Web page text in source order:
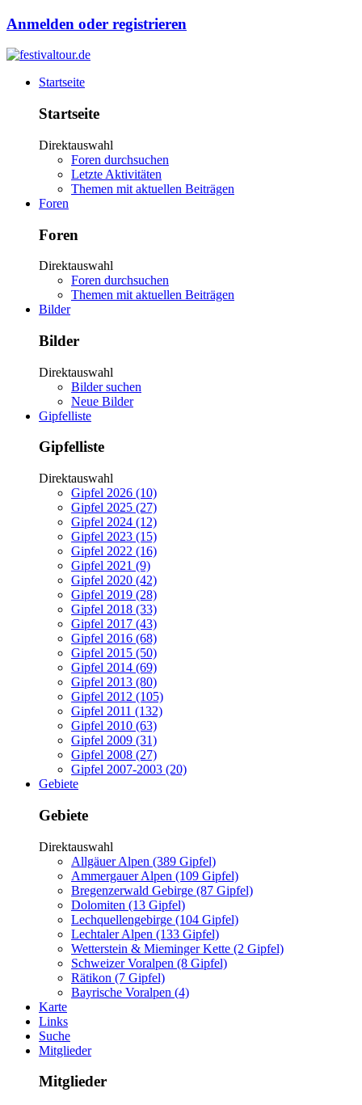
Anmelden oder registrieren
Startseite
Startseite
Direktauswahl
Foren durchsuchen
Letzte Aktivitäten
Themen mit aktuellen Beiträgen
Foren
Foren
Direktauswahl
Foren durchsuchen
Themen mit aktuellen Beiträgen
Bilder
Bilder
Direktauswahl
Bilder suchen
Neue Bilder
Gipfelliste
Gipfelliste
Direktauswahl
Gipfel 2026 (10)
Gipfel 2025 (27)
Gipfel 2024 (12)
Gipfel 2023 (15)
Gipfel 2022 (16)
Gipfel 2021 (9)
Gipfel 2020 (42)
Gipfel 2019 (28)
Gipfel 2018 (33)
Gipfel 2017 (43)
Gipfel 2016 (68)
Gipfel 2015 (50)
Gipfel 2014 (69)
Gipfel 2013 (80)
Gipfel 2012 (105)
Gipfel 2011 (132)
Gipfel 2010 (63)
Gipfel 2009 (31)
Gipfel 2008 (27)
Gipfel 2007-2003 (20)
Gebiete
Gebiete
Direktauswahl
Allgäuer Alpen (389 Gipfel)
Ammergauer Alpen (109 Gipfel)
Bregenzerwald Gebirge (87 Gipfel)
Dolomiten (13 Gipfel)
Lechquellengebirge (104 Gipfel)
Lechtaler Alpen (133 Gipfel)
Wetterstein & Mieminger Kette (2 Gipfel)
Schweizer Voralpen (8 Gipfel)
Rätikon (7 Gipfel)
Bayrische Voralpen (4)
Karte
Links
Suche
Mitglieder
Mitglieder